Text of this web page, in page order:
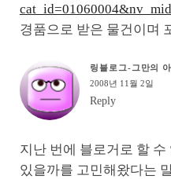
경품으로 받은 물건이며
링블로그-그만의
2008년 11월 2일
Reply
지난 번에 블로거로 할 수
있을까를 고민해왔다는